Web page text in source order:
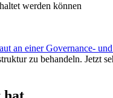
werden können
an einer Governance-
zu behandeln. Jetzt